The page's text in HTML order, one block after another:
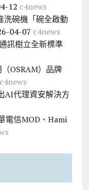
12 c4news
洗碗機「碗全啟動
04-07 c4news
訊樹立全新標準
OSRAM）品牌
c4news
AI代理資安解決方
電信MOD、Hami